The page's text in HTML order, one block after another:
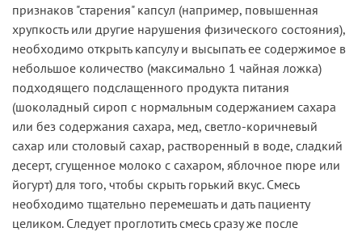
признаков "старения" капсул (например, повышенная
хрупкость или другие нарушения физического состояния),
необходимо открыть капсулу и высыпать ее содержимое в
небольшое количество (максимально 1 чайная ложка)
подходящего подслащенного продукта питания
(шоколадный сироп с нормальным содержанием сахара
или без содержания сахара, мед, светло-коричневый
сахар или столовый сахар, растворенный в воде, сладкий
десерт, сгущенное молоко с сахаром, яблочное пюре или
йогурт) для того, чтобы скрыть горький вкус. Смесь
необходимо тщательно перемешать и дать пациенту
целиком. Следует проглотить смесь сразу же после